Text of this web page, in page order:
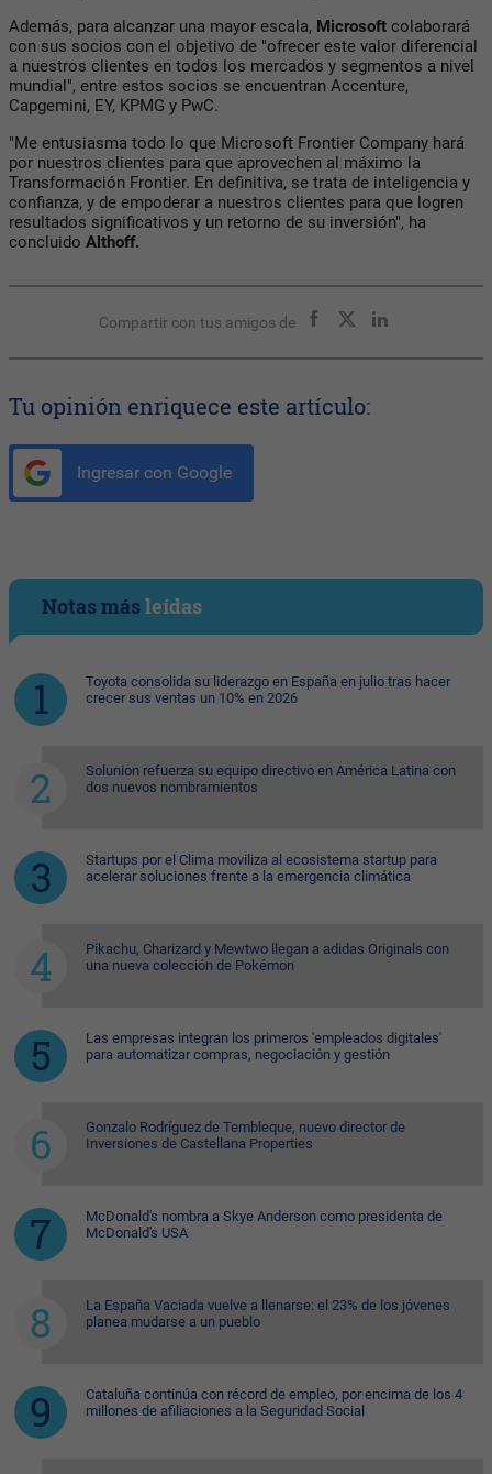
Además, para alcanzar una mayor escala, Microsoft colaborará
con sus socios con el objetivo de "ofrecer este valor diferencial
a nuestros clientes en todos los mercados y segmentos a nivel
mundial", entre estos socios se encuentran Accenture,
Capgemini, EY, KPMG y PwC.
"Me entusiasma todo lo que Microsoft Frontier Company hará
por nuestros clientes para que aprovechen al máximo la
Transformación Frontier. En definitiva, se trata de inteligencia y
confianza, y de empoderar a nuestros clientes para que logren
resultados significativos y un retorno de su inversión", ha
concluido Althoff.
Compartir con tus amigos de
Tu opinión enriquece este artículo:
Ingresar con Google
Notas másleídas
Toyota consolida su liderazgo en España en julio tras hacer
crecer sus ventas un 10% en 2026
Solunion refuerza su equipo directivo en América Latina con
dos nuevos nombramientos
Startups por el Clima moviliza al ecosistema startup para
acelerar soluciones frente a la emergencia climática
Pikachu, Charizard y Mewtwo llegan a adidas Originals con
una nueva colección de Pokémon
Las empresas integran los primeros 'empleados digitales'
para automatizar compras, negociación y gestión
Gonzalo Rodríguez de Tembleque, nuevo director de
Inversiones de Castellana Properties
McDonald's nombra a Skye Anderson como presidenta de
McDonald's USA
La España Vaciada vuelve a llenarse: el 23% de los jóvenes
planea mudarse a un pueblo
Cataluña continúa con récord de empleo, por encima de los 4
millones de afiliaciones a la Seguridad Social